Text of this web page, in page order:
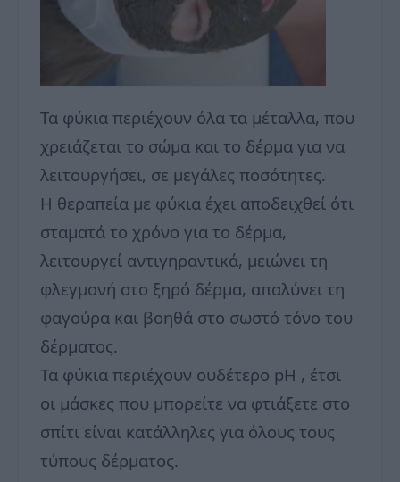
Τα φύκια περιέχουν όλα τα μέταλλα, που
χρειάζεται το σώμα και το δέρμα για να
λειτουργήσει, σε μεγάλες ποσότητες.
Η θεραπεία με φύκια έχει αποδειχθεί ότι
σταματά το χρόνο για το δέρμα,
λειτουργεί αντιγηραντικά, μειώνει τη
φλεγμονή στο ξηρό δέρμα, απαλύνει τη
φαγούρα και βοηθά στο σωστό τόνο του
δέρματος.
Τα φύκια περιέχουν ουδέτερο pH , έτσι
οι μάσκες που μπορείτε να φτιάξετε στο
σπίτι είναι κατάλληλες για όλους τους
τύπους δέρματος.